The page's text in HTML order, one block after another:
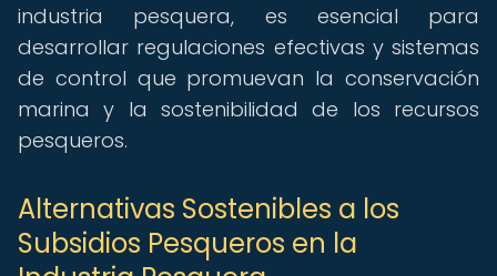
industria pesquera, es esencial para
desarrollar regulaciones efectivas y sistemas
de control que promuevan la conservación
marina y la sostenibilidad de los recursos
pesqueros.
Alternativas Sostenibles a los
Subsidios Pesqueros en la